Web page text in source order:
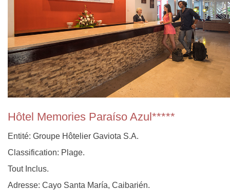
Hôtel Memories Paraíso Azul*****
Entité: Groupe Hôtelier Gaviota S.A.
Classification: Plage.
Tout Inclus.
Adresse: Cayo Santa María, Caibarién.